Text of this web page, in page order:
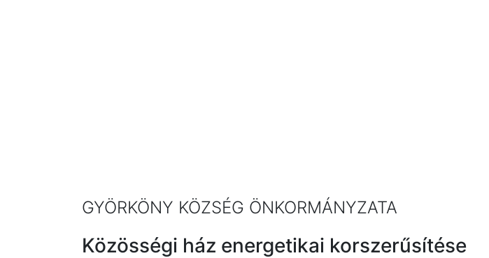
GYÖRKÖNY KÖZSÉG ÖNKORMÁNYZATA
Közösségi ház energetikai korszerűsítése